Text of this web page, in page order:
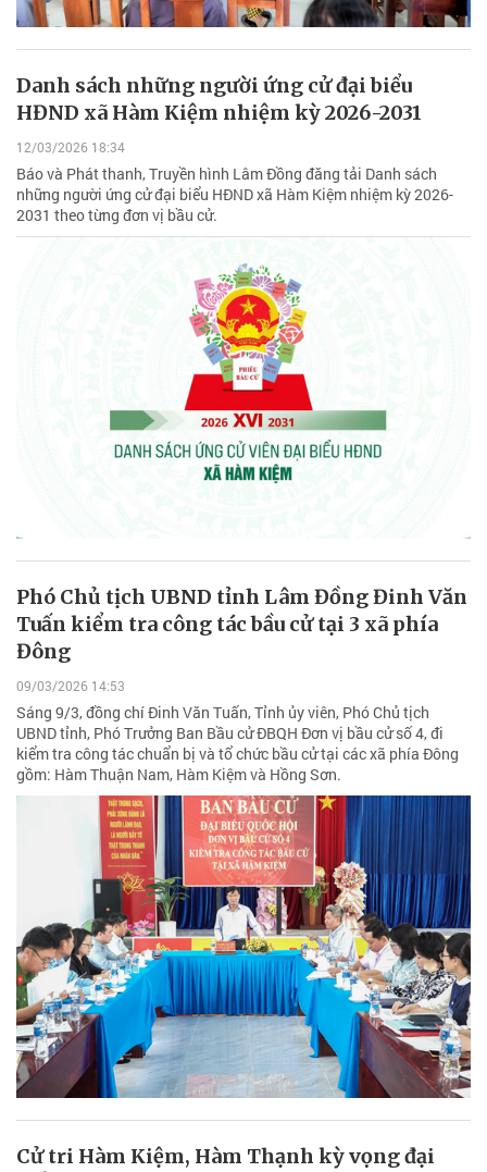
Danh sách những người ứng cử đại biểu
HĐND xã Hàm Kiệm nhiệm kỳ 2026-2031
12/03/2026 18:34
Báo và Phát thanh, Truyền hình Lâm Đồng đăng tải Danh sách
những người ứng cử đại biểu HĐND xã Hàm Kiệm nhiệm kỳ 2026-
2031 theo từng đơn vị bầu cử.
Phó Chủ tịch UBND tỉnh Lâm Đồng Đinh Văn
Tuấn kiểm tra công tác bầu cử tại 3 xã phía
Đông
09/03/2026 14:53
Sáng 9/3, đồng chí Đinh Văn Tuấn, Tỉnh ủy viên, Phó Chủ tịch
UBND tỉnh, Phó Trưởng Ban Bầu cử ĐBQH Đơn vị bầu cử số 4, đi
kiểm tra công tác chuẩn bị và tổ chức bầu cử tại các xã phía Đông
gồm: Hàm Thuận Nam, Hàm Kiệm và Hồng Sơn.
Cử tri Hàm Kiệm, Hàm Thạnh kỳ vọng đại